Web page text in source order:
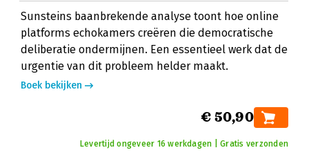
Sunsteins baanbrekende analyse toont hoe online
platforms echokamers creëren die democratische
deliberatie ondermijnen. Een essentieel werk dat de
urgentie van dit probleem helder maakt.
Boek bekijken
€ 50,90
Levertijd ongeveer 16 werkdagen | Gratis verzonden